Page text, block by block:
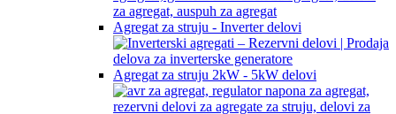
Agregat za struju - Inverter delovi
Agregat za struju 2kW - 5kW delovi